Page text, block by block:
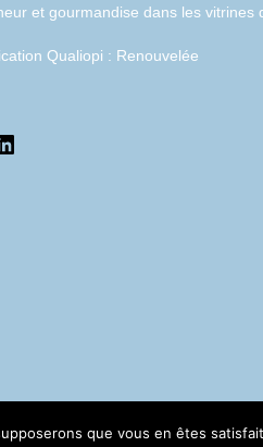
et gourmandise dans les vitrines
Qualiopi : Renouvelée
que vous en êtes